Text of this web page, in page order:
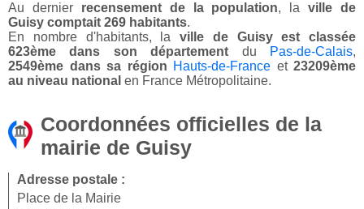
Au dernier recensement de la population, laville de
Guisy comptait 269 habitants.
En nombre d'habitants, la ville de Guisy est classée
623ème dans son département du Pas-de-Calais,
2549ème dans sa région Hauts-de-France et 23209ème
au niveau national en France Métropolitaine.
Coordonnées officielles de la
mairie de Guisy
Adresse postale :
Place de la Mairie